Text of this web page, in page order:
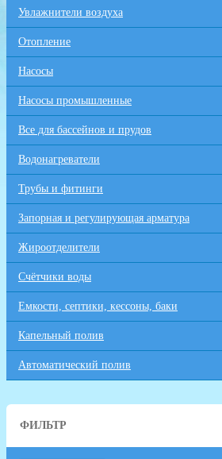
Увлажнители воздуха
Отопление
Насосы
Насосы промышленные
Все для бaссейнов и прудов
Водонагреватели
Трубы и фитинги
Запорная и регулирующая арматура
Жироотделители
Счётчики воды
Емкости, септики, кессоны, баки
Капельный полив
Автоматический полив
ФИЛЬТР